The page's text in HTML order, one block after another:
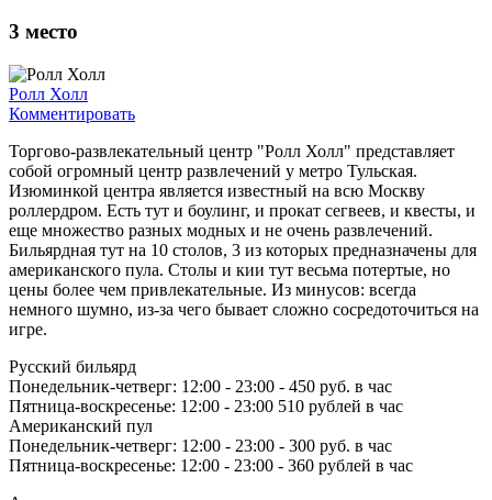
3 место
Ролл Холл
Комментировать
Торгово-развлекательный центр "Ролл Холл" представляет
собой огромный центр развлечений у метро Тульская.
Изюминкой центра является известный на всю Москву
роллердром. Есть тут и боулинг, и прокат сегвеев, и квесты, и
еще множество разных модных и не очень развлечений.
Бильярдная тут на 10 столов, 3 из которых предназначены для
американского пула. Столы и кии тут весьма потертые, но
цены более чем привлекательные. Из минусов: всегда
немного шумно, из-за чего бывает сложно сосредоточиться на
игре.
Русский бильярд
Понедельник-четверг: 12:00 - 23:00 - 450 руб. в час
Пятница-воскресенье: 12:00 - 23:00 510 рублей в час
Американский пул
Понедельник-четверг: 12:00 - 23:00 - 300 руб. в час
Пятница-воскресенье: 12:00 - 23:00 - 360 рублей в час